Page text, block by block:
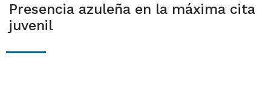
Presencia azuleña en la máxima cita
juvenil